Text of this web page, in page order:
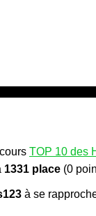
TOP 10 des
1331 place (0
à se